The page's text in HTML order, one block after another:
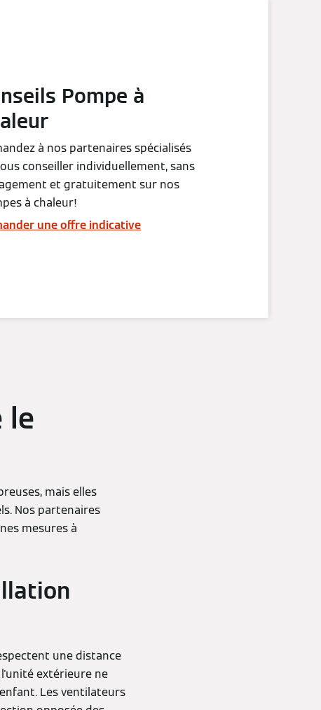
Pompe à
à nos partenaires spécialisés
conseiller individuellement, sans
et gratuitement sur nos
à chaleur!
une offre indicative
le
mais elles
Nos partenaires
mesures à
une distance
extérieure ne
Les ventilateurs